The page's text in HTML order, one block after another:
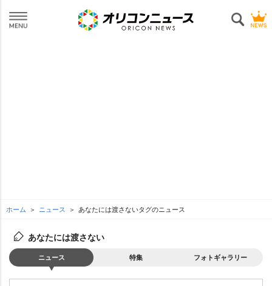
ホーム ニュース あなたには渡さないタグのニュース
あなたには渡さない
ニュース 特集 フォトギャラリー